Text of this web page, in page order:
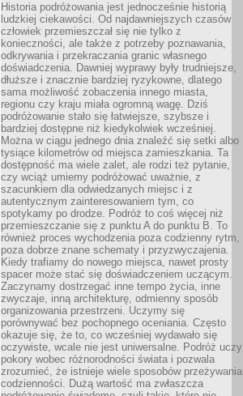
Historia podróżowania jest jednocześnie historią
ludzkiej ciekawości. Od najdawniejszych czasów
człowiek przemieszczał się nie tylko z
konieczności, ale także z potrzeby poznawania,
odkrywania i przekraczania granic własnego
doświadczenia. Dawniej wyprawy były trudniejsze,
dłuższe i znacznie bardziej ryzykowne, dlatego
sama możliwość zobaczenia innego miasta,
regionu czy kraju miała ogromną wagę. Dziś
podróżowanie stało się łatwiejsze, szybsze i
bardziej dostępne niż kiedykolwiek wcześniej.
Można w ciągu jednego dnia znaleźć się setki albo
tysiące kilometrów od miejsca zamieszkania. Ta
dostępność ma wiele zalet, ale rodzi też pytanie,
czy wciąż umiemy podróżować uważnie, z
szacunkiem dla odwiedzanych miejsc i z
autentycznym zainteresowaniem tym, co
spotykamy po drodze. Podróż to coś więcej niż
przemieszczanie się z punktu A do punktu B. To
również proces wychodzenia poza codzienny rytm,
poza dobrze znane schematy i przyzwyczajenia.
Kiedy trafiamy do nowego miejsca, nawet prosty
spacer może stać się doświadczeniem uczącym.
Zaczynamy dostrzegać inne tempo życia, inne
zwyczaje, inną architekturę, odmienny sposób
organizowania przestrzeni. Uczymy się
porównywać bez pochopnego oceniania. Często
okazuje się, że to, co wcześniej wydawało się
oczywiste, wcale nie jest uniwersalne. Podróż uczy
pokory wobec różnorodności świata i pozwala
zrozumieć, że istnieje wiele sposobów przeżywania
codzienności. Dużą wartość ma zwłaszcza